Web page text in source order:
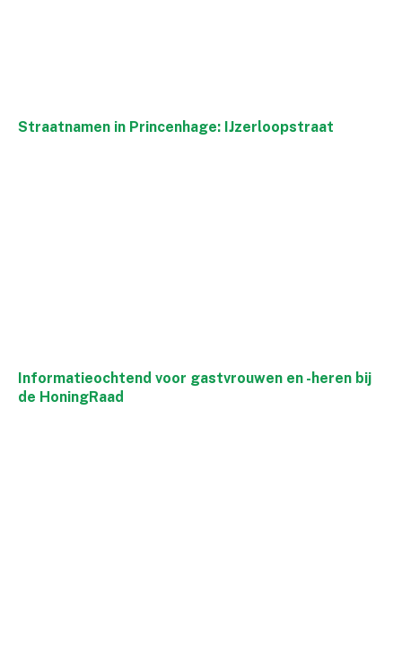
Straatnamen in Princenhage: IJzerloopstraat
Informatieochtend voor gastvrouwen en -heren bij
de HoningRaad